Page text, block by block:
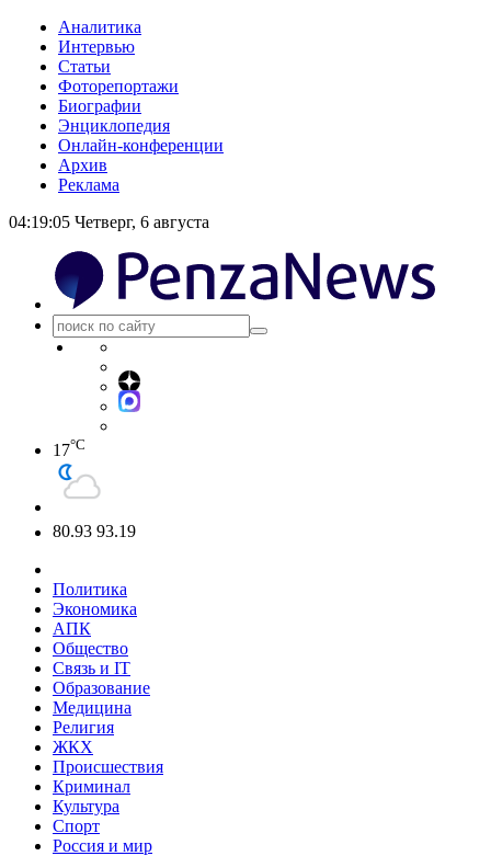
Аналитика
Интервью
Статьи
Фоторепортажи
Биографии
Энциклопедия
Онлайн-конференции
Архив
Реклама
04:19:05 Четверг, 6 августа
17°C
80.93 93.19
Политика
Экономика
АПК
Общество
Связь и IT
Образование
Медицина
Религия
ЖКХ
Происшествия
Криминал
Культура
Спорт
Россия и мир